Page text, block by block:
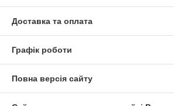
Доставка та оплата
Графік роботи
Повна версія сайту